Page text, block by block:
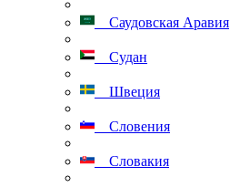
Саудовская Аравия
Судан
Швеция
Словения
Словакия